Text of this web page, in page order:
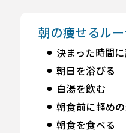
朝の痩せるル
決まった時間
朝日を浴びる
白湯を飲む
朝食前に軽め
朝食を食べる